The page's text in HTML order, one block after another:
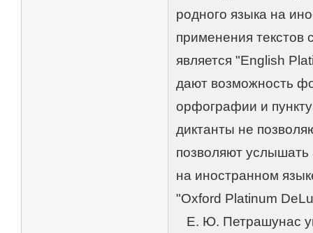
родного языка на
применения
является "English
дают возможность
орфографии и
диктанты не
позволяют
на иностранном
"Oxford Platinum
Е. Ю. Петрашунас